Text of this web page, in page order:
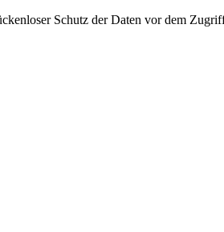
Schutz der Daten vor dem